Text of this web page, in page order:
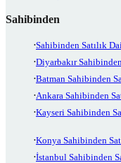
Sahibinden
Sahibinden Satılık
Diyarbakır
Batman Sahibinden
Ankara Sahibinden
Kayseri Sahibinden
Konya Sahibinden
İstanbul Sahibinden